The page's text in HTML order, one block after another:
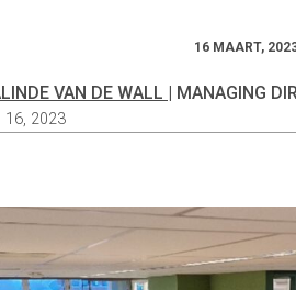
16 MAART,
VAN DE WALL | MANAGING
16, 2023